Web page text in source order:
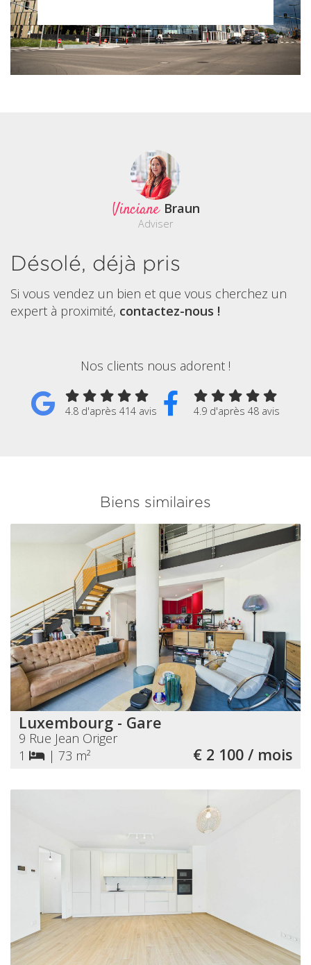
Vinciane Braun
Adviser
Désolé, déjà pris
Si vous vendez un bien et que vous cherchez un
expert à proximité, contactez-nous !
Nos clients nous adorent !
4.8 d'après 414 avis 4.9 d'après 48 avis
Biens similaires
Luxembourg - Gare
9 Rue Jean Origer
1
| 73 m² € 2 100 / mois